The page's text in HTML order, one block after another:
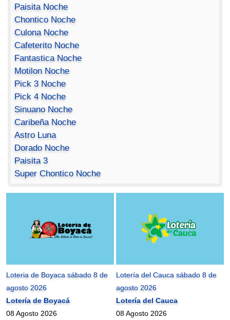
Paisita Noche
Chontico Noche
Culona Noche
Cafeterito Noche
Fantastica Noche
Motilon Noche
Pick 3 Noche
Pick 4 Noche
Sinuano Noche
Caribeña Noche
Astro Luna
Dorado Noche
Paisita 3
Super Chontico Noche
Loteria de Boyaca sábado 8 de
agosto 2026
Lotería de Boyacá
08 Agosto 2026
Lotería del Cauca sábado 8 de
agosto 2026
Lotería del Cauca
08 Agosto 2026